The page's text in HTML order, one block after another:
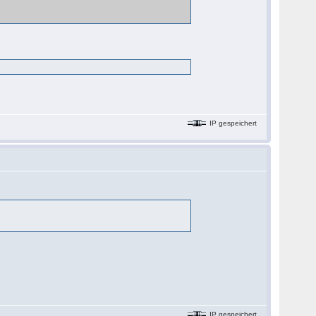
IP gespeichert
IP gespeichert